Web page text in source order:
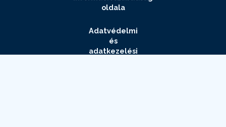
oldala
Adatvédelmi
és
adatkezelési